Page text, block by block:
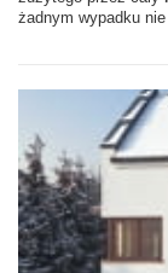
żadnym wypadku